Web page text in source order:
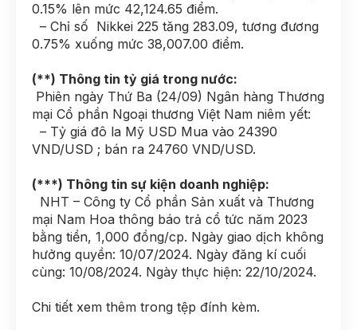
0.15% lên mức 42,124.65 điểm.
– Chỉ số Nikkei 225 tăng 283.09, tương đương
0.75% xuống mức 38,007.00 điểm.
(**) Thông tin tỷ giá trong nước:
Phiên ngày Thứ Ba (24/09) Ngân hàng Thương
mại Cổ phần Ngoại thương Việt Nam niêm yết:
– Tỷ giá đô la Mỹ USD Mua vào 24390
VND/USD ; bán ra 24760 VND/USD.
(***) Thông tin sự kiện doanh nghiệp:
NHT – Công ty Cổ phần Sản xuất và Thương
mại Nam Hoa thông báo trả cổ tức năm 2023
bằng tiền, 1,000 đồng/cp. Ngày giao dịch không
hưởng quyền: 10/07/2024. Ngày đăng kí cuối
cùng: 10/08/2024. Ngày thực hiện: 22/10/2024.
Chi tiết xem thêm trong tệp đính kèm.